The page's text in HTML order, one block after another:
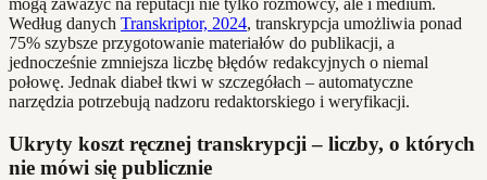
Według danych Transkriptor, 2024, transkrypcja umożliwia ponad
75% szybsze przygotowanie materiałów do publikacji, a
jednocześnie zmniejsza liczbę błędów redakcyjnych o niemal
połowę. Jednak diabeł tkwi w szczegółach – automatyczne
narzędzia potrzebują nadzoru redaktorskiego i weryfikacji.
Ukryty koszt ręcznej transkrypcji – liczby, o których
nie mówi się publicznie